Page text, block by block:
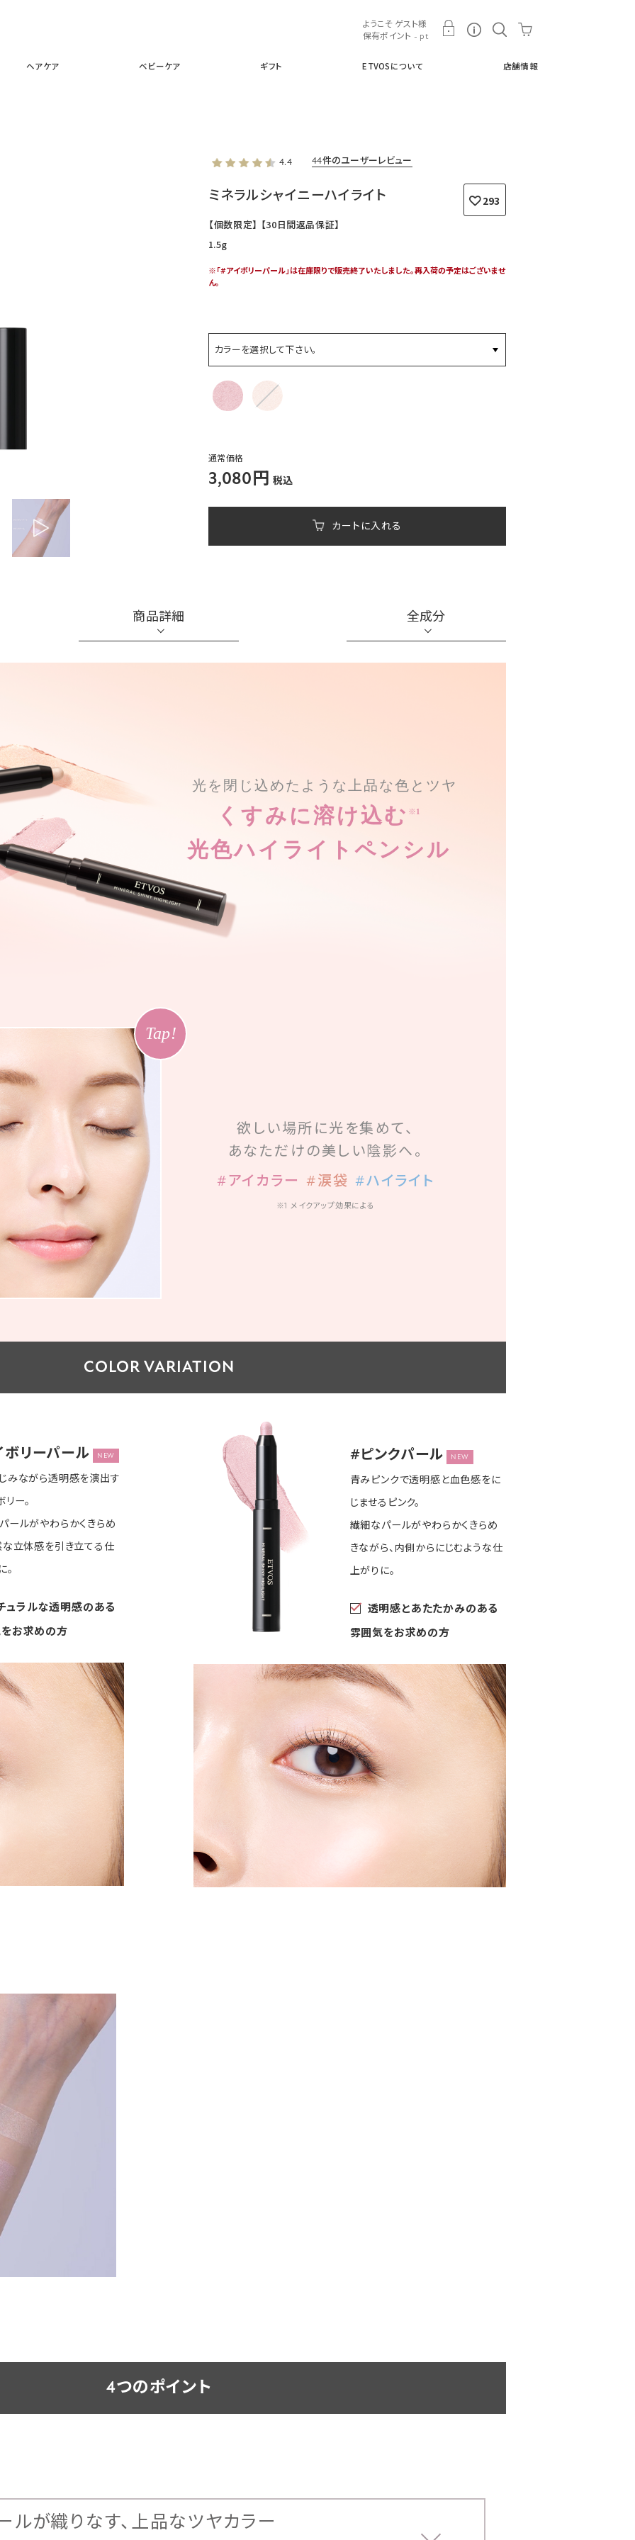
ヘアケア ベビーケア ギフト ETVOSについて 店舗情報
ようこそ ゲスト様
保有ポイント - pt
4.4 44件のユーザーレビュー
ミネラルシャイニーハイライト 293
【個数限定】 【30日間返品保証】
1.5g
※「#アイボリーパール」は在庫限りで販売終了いたしました。再入荷の予定はございませ
ん。
通常価格
3,080円 税込
カラーを選択して下さい。
カートに入れる
商品詳細 全成分
光を閉じ込めたような上品な色とツヤ
くすみに溶け込む ※1
光色ハイライトペンシル
Tap!
欲しい場所に光を集めて、
あなただけの美しい陰影へ。
#アイカラー #涙袋 #ハイライト
※1 メイクアップ効果による
COLOR VARIATION
ボリーパール NEW
みながら透明感を演出す
リー。
ールがやわらかくきらめ
な立体感を引き立てる仕
。
ュラルな透明感のある
お求めの方
#ピンクパール NEW
青みピンクで透明感と血色感をに
じませるピンク。
繊細なパールがやわらかくきらめ
きながら、内側からにじむような仕
上がりに。
透明感とあたたかみのある
雰囲気をお求めの方
4つのポイント
ルが織りなす、上品なツヤカラー